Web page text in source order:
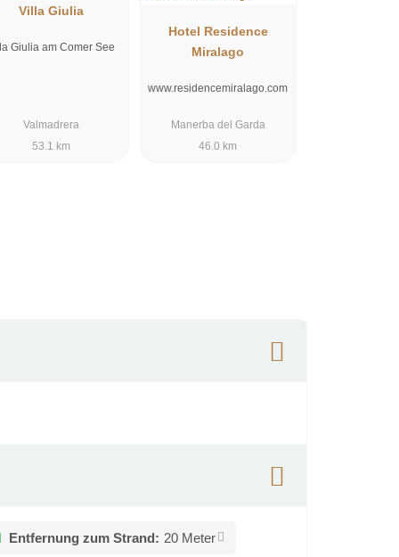
Villa Giulia
Giulia am Comer See
Valmadrera
53.1 km
Hotel Residence
Miralago
www.residencemiralago.com
Manerba del Garda
46.0 km
Entfernung zum Strand: 20 Meter